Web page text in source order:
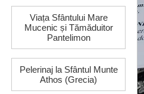
Viața Sfântului Mare
Mucenic și Tămăduitor
Pantelimon
Pelerinaj la Sfântul Munte
Athos (Grecia)